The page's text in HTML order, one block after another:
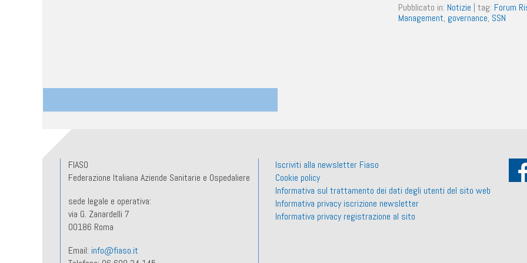
Pubblicato in: Notizie | tag: Forum
Management, governance, SSN
FIASO
Federazione Italiana Aziende Sanitarie e Ospedaliere
sede legale e operativa:
via G. Zanardelli 7
00186 Roma
Email: info@fiaso.it
Iscriviti alla newsletter Fiaso
Cookie policy
Informativa sul trattamento dei dati degli utenti del sito web
Informativa privacy iscrizione newsletter
Informativa privacy registrazione al sito